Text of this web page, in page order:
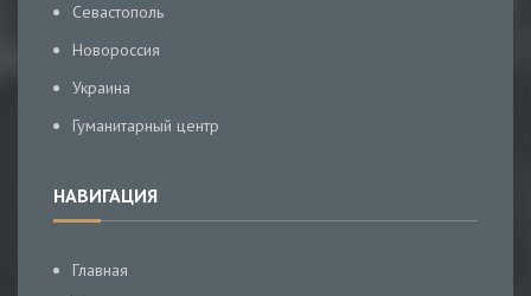
Севастополь
Новороссия
Украина
Гуманитарный центр
НАВИГАЦИЯ
Главная